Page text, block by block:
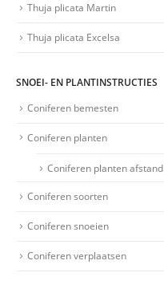
Thuja plicata Martin
Thuja plicata Excelsa
SNOEI- EN PLANTINSTRUCTIES
Coniferen bemesten
Coniferen planten
Coniferen planten afstand
Coniferen soorten
Coniferen snoeien
Coniferen verplaatsen